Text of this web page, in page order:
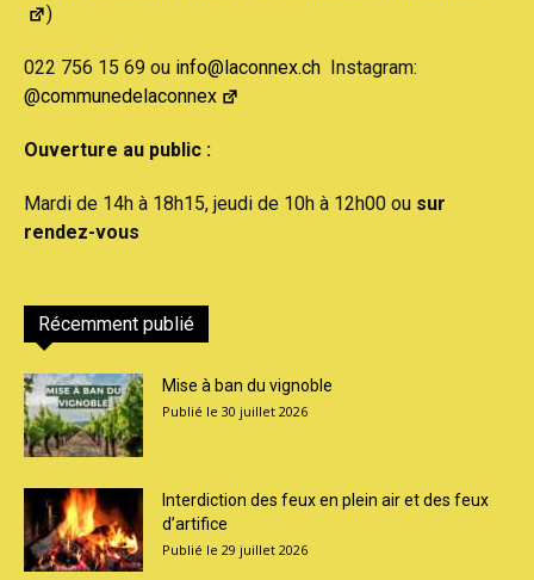
)
022 756 15 69 ou info@laconnex.ch Instagram:
@communedelaconnex
Ouverture au public :
Mardi de 14h à 18h15, jeudi de 10h à 12h00 ou sur
rendez-vous
Récemment publié
Mise à ban du vignoble
30 juillet 2026
Interdiction des feux en plein air et des feux
d’artifice
29 juillet 2026